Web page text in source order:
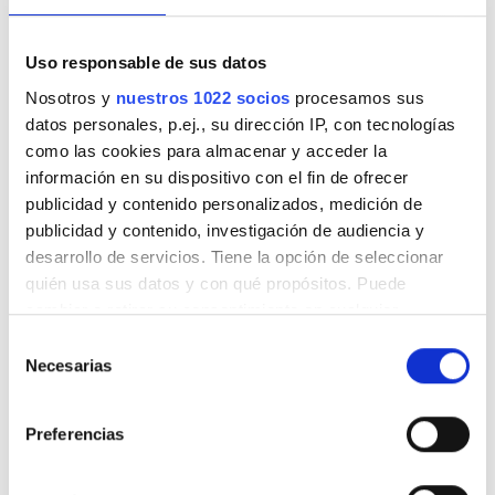
Uso responsable de sus datos
Nosotros y nuestros 1022 socios procesamos sus
datos personales, p.ej., su dirección IP, con tecnologías
como las cookies para almacenar y acceder la
información en su dispositivo con el fin de ofrecer
publicidad y contenido personalizados, medición de
publicidad y contenido, investigación de audiencia y
desarrollo de servicios. Tiene la opción de seleccionar
quién usa sus datos y con qué propósitos. Puede
cambiar o retirar su consentimiento en cualquier
el Menú de consentimiento.
Recopilar información sobre su ubicación
Necesarias
Preferencias
Opciones de pago
Tarjetas de crédito
Transferencia bancaria
Efectivo